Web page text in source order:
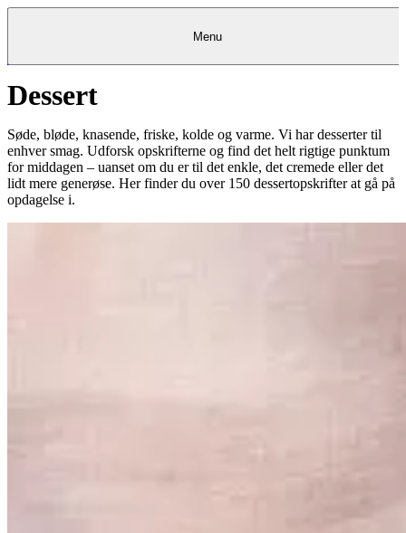
Kantine
Frokostordning
MadkurserMadkurser& &TeambuildingTeambuilding
& Teambuilding
OpskrifterOpskrifter Opskrifter
Restauranter
Bagerier
Detail DetailDetail
ProjekterProjekter&&rådgivningrådgivningProjekter &
rådgivning
EventkalenderEventkalenderEventkalender
Køb
Kundeservice
Log indMit Meyers
Menu
Dessert
Søde, bløde, knasende, friske, kolde og varme. Vi har desserter til
enhver smag. Udforsk opskrifterne og find det helt rigtige punktum
for middagen – uanset om du er til det enkle, det cremede eller det
lidt mere generøse. Her finder du over 150 dessertopskrifter at gå på
opdagelse i.